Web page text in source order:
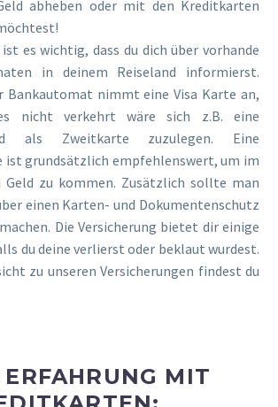
abheben oder mit den Kreditkarten
es wichtig, dass du dich über vorhande
in deinem Reiseland informierst.
Bankautomat nimmt eine Visa Karte an,
nicht verkehrt wäre sich z.B. eine
als Zweitkarte zuzulegen. Eine
ist grundsätzlich empfehlenswert, um im
zu kommen. Zusätzlich sollte man
einen Karten- und Dokumentenschutz
Die Versicherung bietet dir einige
du deine verlierst oder beklaut wurdest.
zu unseren Versicherungen findest du
ERFAHRUNG MIT